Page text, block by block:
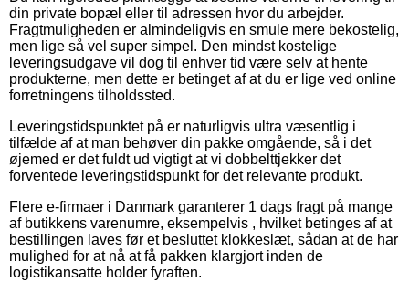
din private bopæl eller til adressen hvor du arbejder.
Fragtmuligheden er almindeligvis en smule mere bekostelig,
men lige så vel super simpel. Den mindst kostelige
leveringsudgave vil dog til enhver tid være selv at hente
produkterne, men dette er betinget af at du er lige ved online
forretningens tilholdssted.
Leveringstidspunktet på er naturligvis ultra væsentlig i
tilfælde af at man behøver din pakke omgående, så i det
øjemed er det fuldt ud vigtigt at vi dobbelttjekker det
forventede leveringstidspunkt for det relevante produkt.
Flere e-firmaer i Danmark garanterer 1 dags fragt på mange
af butikkens varenumre, eksempelvis , hvilket betinges af at
bestillingen laves før et besluttet klokkeslæt, sådan at de har
mulighed for at nå at få pakken klargjort inden de
logistikansatte holder fyraften.